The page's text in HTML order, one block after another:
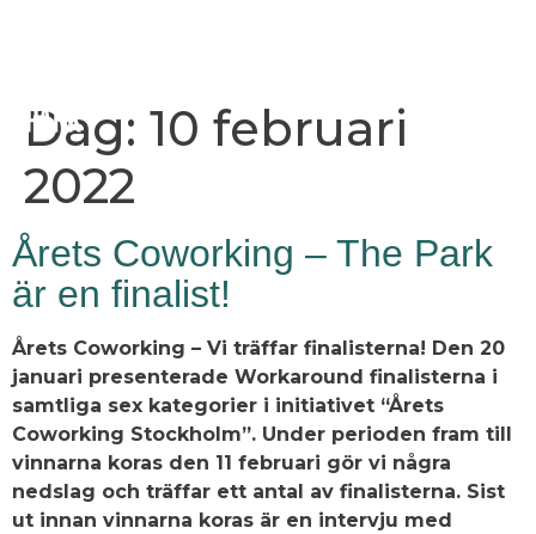
Dag: 10 februari
2022
Årets Coworking – The Park
är en finalist!
Årets Coworking – Vi träffar finalisterna! Den 20
januari presenterade Workaround finalisterna i
samtliga sex kategorier i initiativet “Årets
Coworking Stockholm”. Under perioden fram till
vinnarna koras den 11 februari gör vi några
nedslag och träffar ett antal av finalisterna. Sist
ut innan vinnarna koras är en intervju med